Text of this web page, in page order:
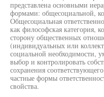
представлена основными
формами: общесоциальной,
Общесоциальная
как философская категория,
сторону общественных
(индивидуальных или
социальной необходимости,
выбор и контролировать
сохранения
частные формы
свойства.